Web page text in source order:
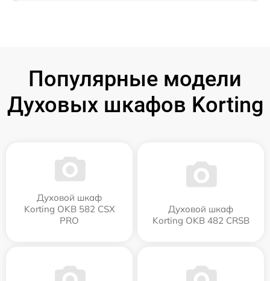
Популярные модели
Духовых шкафов Korting
Духовой шкаф
Korting OKB 582 CSX
PRO
Духовой шкаф
Korting OKB 482 CRSB